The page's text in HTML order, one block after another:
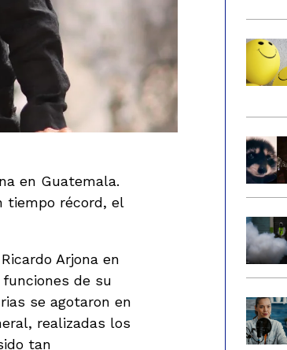
en Guatemala.
tiempo récord, el
Arjona en
de su
se agotaron en
realizadas los
tan